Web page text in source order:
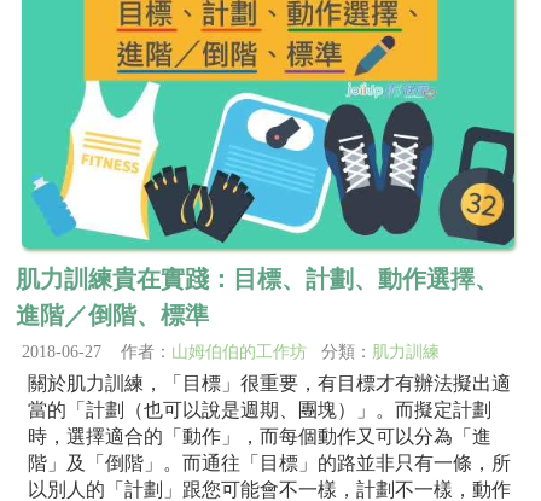
肌力訓練貴在實踐：目標、計劃、動作選擇、
進階／倒階、標準
2018-06-27 作者： 山姆伯伯的工作坊 分類： 肌力訓練
關於肌力訓練，「目標」很重要，有目標才有辦法擬出適
當的「計劃（也可以說是週期、團塊）」。而擬定計劃
時，選擇適合的「動作」，而每個動作又可以分為「進
階」及「倒階」。而通往「目標」的路並非只有一條，所
以別人的「計劃」跟您可能會不一樣，計劃不一樣，動作